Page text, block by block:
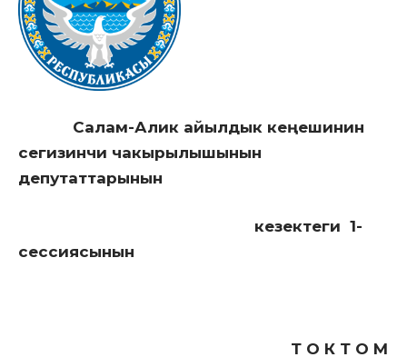
Салам-Алик айылдык кеңешинин
сегизинчи чакырылышынын
депутаттарынын
кезектеги 1-
сессиясынын
Т О К Т О М